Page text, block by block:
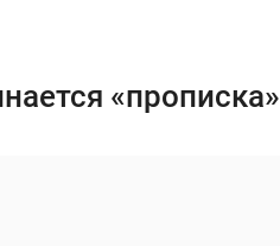
«прописка»